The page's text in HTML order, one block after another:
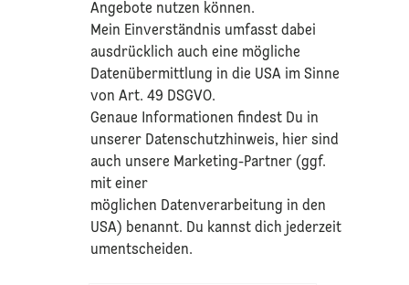
Angebote nutzen können.
Mein Einverständnis umfasst dabei
ausdrücklich auch eine mögliche
Datenübermittlung in die USA im Sinne
von Art. 49 DSGVO.​
​Genaue Informationen findest Du in
unserer Datenschutzhinweis, hier sind
auch unsere Marketing-Partner (ggf.
mit einer
möglichen Datenverarbeitung in den
USA) benannt. Du kannst dich jederzeit
umentscheiden.